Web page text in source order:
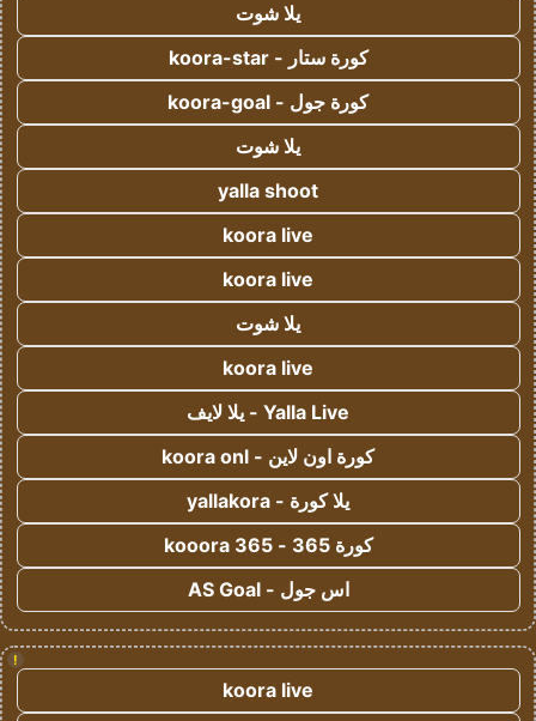
يلا شوت
كورة ستار - koora-star
كورة جول - koora-goal
يلا شوت
yalla shoot
koora live
koora live
يلا شوت
koora live
Yalla Live - يلا لايف
كورة اون لاين - koora onl
يلا كورة - yallakora
كورة 365 - kooora 365
اس جول - AS Goal
!
koora live